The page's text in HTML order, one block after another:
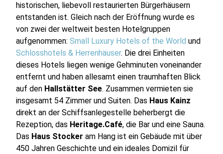
historischen, liebevoll restaurierten Bürgerhäusern
entstanden ist. Gleich nach der Eröffnung wurde es
von zwei der weltweit besten Hotelgruppen
aufgenommen:Small Luxury Hotels of the World und
Schlosshotels & Herrenhäuser. Die drei Einheiten
dieses Hotels liegen wenige Gehminuten voneinander
entfernt und haben allesamt einen traumhaften Blick
auf den Hallstätter See. Zusammen vermieten sie
insgesamt 54 Zimmer und Suiten. Das Haus Kainz
direkt an der Schiffsanlegestelle beherbergt die
Rezeption, das Heritage.Café, die Bar und eine Sauna.
Das Haus Stockeram Hang ist ein Gebäude mit über
450 Jahren Geschichte und ein ideales Domizil für